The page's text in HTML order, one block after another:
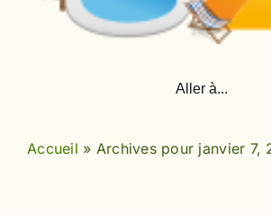
Aller à...
Accueil » Archives pour janvier 7,